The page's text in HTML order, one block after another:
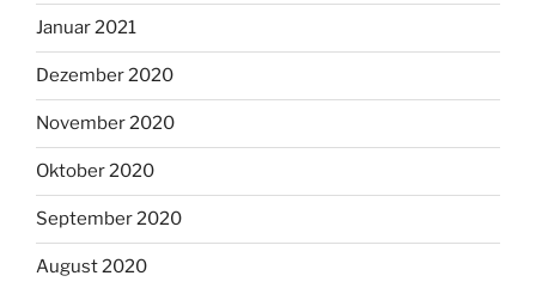
Januar 2021
Dezember 2020
November 2020
Oktober 2020
September 2020
August 2020